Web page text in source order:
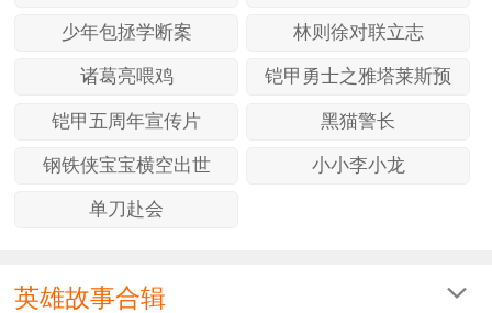
少年包拯学断案 林则徐对联立志
诸葛亮喂鸡 铠甲勇士之雅塔莱斯预
铠甲五周年宣传片 黑猫警长
钢铁侠宝宝横空出世 小小李小龙
单刀赴会
英雄故事合辑